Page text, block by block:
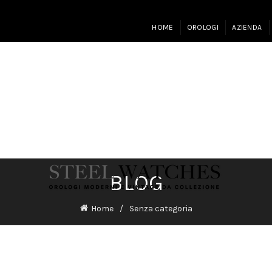
HOME OROLOGI AZIENDA
BLOG
Home Senza categoria